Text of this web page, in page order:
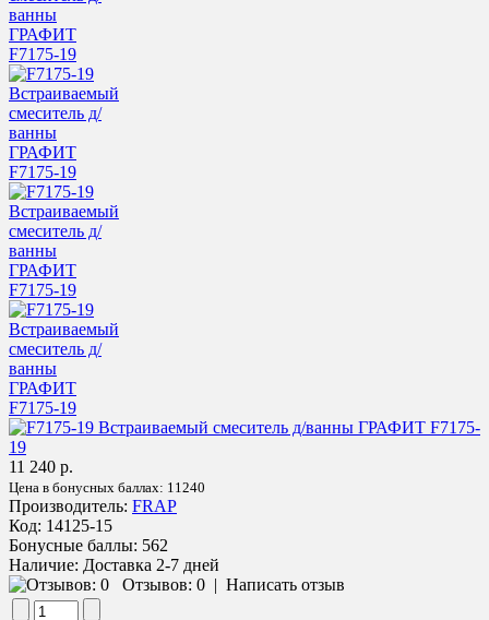
11 240 р.
Цена в бонусных баллах: 11240
Производитель: FRAP
Код: 14125-15
Бонусные баллы: 562
Наличие: Доставка 2-7 дней
Отзывов: 0 | Написать отзыв